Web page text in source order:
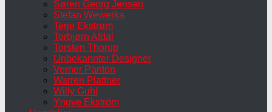
Søren Georg Jensen
Stefan Wewerka
Terje Ekstrøm
Torbjørn Afdal
Torsten Thorup
Unbekannter Designer
Verner Panton
Warren Plattner
Willy Guhl
Yngve Ekström